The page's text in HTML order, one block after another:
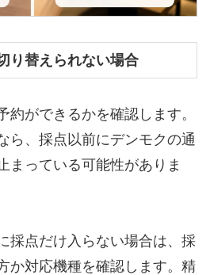
り替えられない場合
約ができるかを確認します。
ら、採点以前にデンモクの通
まっている可能性がありま
採点だけ入らない場合は、採
か対応機種を確認します。精